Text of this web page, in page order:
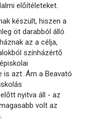
előítéleteket.
készült, hiszen a
öt darabból álló
az a célja,
színházértő
is azt. Ám a Beavató
nyitva áll - az
volt az